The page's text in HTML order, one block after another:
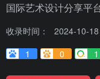
国际艺术设计分享平
收录时间：
2024-10-18
1
0 1